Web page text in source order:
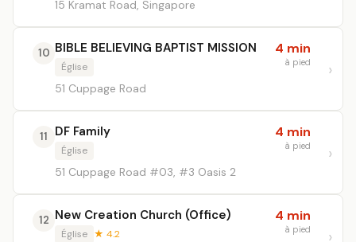
15 Kramat Road, Singapore
10 BIBLE BELIEVING BAPTIST MISSION
Église
51 Cuppage Road
4 min
à pied
11 DF Family
Église
51 Cuppage Road #03, #3 Oasis 2
4 min
à pied
12 New Creation Church (Office)
Église ★ 4.2
4 min
à pied